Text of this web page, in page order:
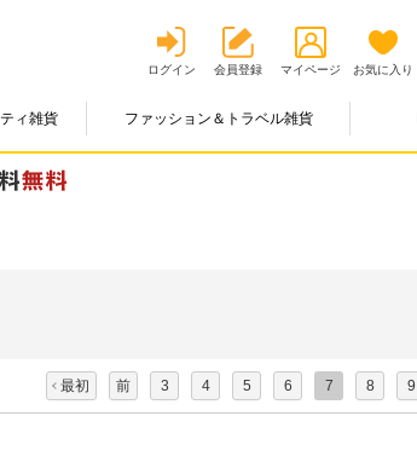
ログイン 会員登録 マイページ お気に入り
ィ雑貨 ファッション＆トラベル雑貨
最初 前 3 4 5 6 7 8 9